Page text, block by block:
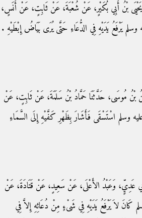
يَحْيَى بْنُ أَبِي بُكَيْرٍ، عَنْ شُعْبَةَ، عَنْ ثَابِتٍ، عَنْ أَنَسٍ،
يَرْفَعُ يَدَيْهِ فِي الدُّعَاءِ حَتَّى يُرَى بَيَاضُ إِبْطَيْهِ ‏.‏
بْنُ مُوسَى، حَدَّثَنَا حَمَّادُ بْنُ سَلَمَةَ، عَنْ ثَابِتٍ، عَنْ
وسلم اسْتَسْقَى فَأَشَارَ بِظَهْرِ كَفَّيْهِ إِلَى السَّمَاءِ
عَدِيٍّ، وَعَبْدُ الأَعْلَى، عَنْ سَعِيدٍ، عَنْ قَتَادَةَ، عَنْ
كَانَ لاَ يَرْفَعُ يَدَيْهِ فِي شَىْءٍ مِنْ دُعَائِهِ إِلاَّ فِي